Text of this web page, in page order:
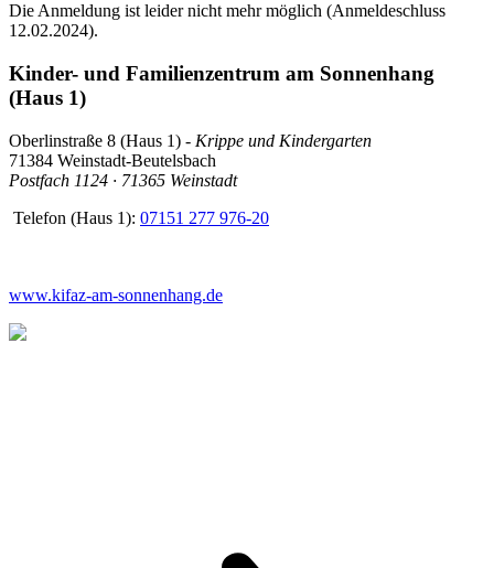
Die Anmeldung ist leider nicht mehr möglich (Anmeldeschluss
12.02.2024).
Kinder- und Familienzentrum am Sonnenhang
(Haus 1)
Oberlinstraße 8 (Haus 1) - Krippe und Kindergarten
71384 Weinstadt-Beutelsbach
Postfach 1124 · 71365 Weinstadt
Telefon (Haus 1): 07151 277 976-20
www.kifaz-am-sonnenhang.de